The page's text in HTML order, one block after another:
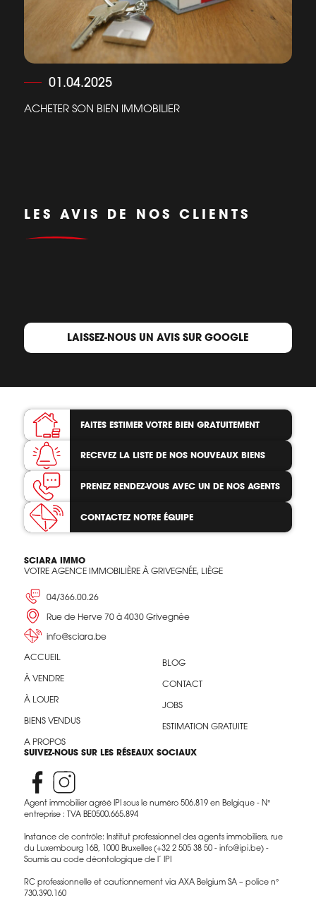
01.04.2025
ACHETER SON BIEN IMMOBILIER
LES AVIS DE NOS CLIENTS
LAISSEZ-NOUS UN AVIS SUR GOOGLE
FAITES ESTIMER VOTRE BIEN GRATUITEMENT
RECEVEZ LA LISTE DE NOS NOUVEAUX BIENS
PRENEZ RENDEZ-VOUS AVEC UN DE NOS AGENTS
CONTACTEZ NOTRE ÉQUIPE
SCIARA IMMO
VOTRE AGENCE IMMOBILIÈRE À GRIVEGNÉE, LIÈGE
04/366.00.26
Rue de Herve 70 à 4030 Grivegnée
info@sciara.be
ACCUEIL
À VENDRE
À LOUER
BIENS VENDUS
A PROPOS
BLOG
CONTACT
JOBS
ESTIMATION GRATUITE
SUIVEZ-NOUS SUR LES RÉSEAUX SOCIAUX
Agent immobilier agréé IPI sous le numéro 506.819 en Belgique - N°
entreprise : TVA BE0500.665.894
Instance de contrôle: Institut professionnel des agents immobiliers, rue
du Luxembourg 16B, 1000 Bruxelles (+32 2 505 38 50 - info@ipi.be) -
Soumis au code déontologique de l’ IPI
RC professionnelle et cautionnement via AXA Belgium SA – police n°
730.390.160